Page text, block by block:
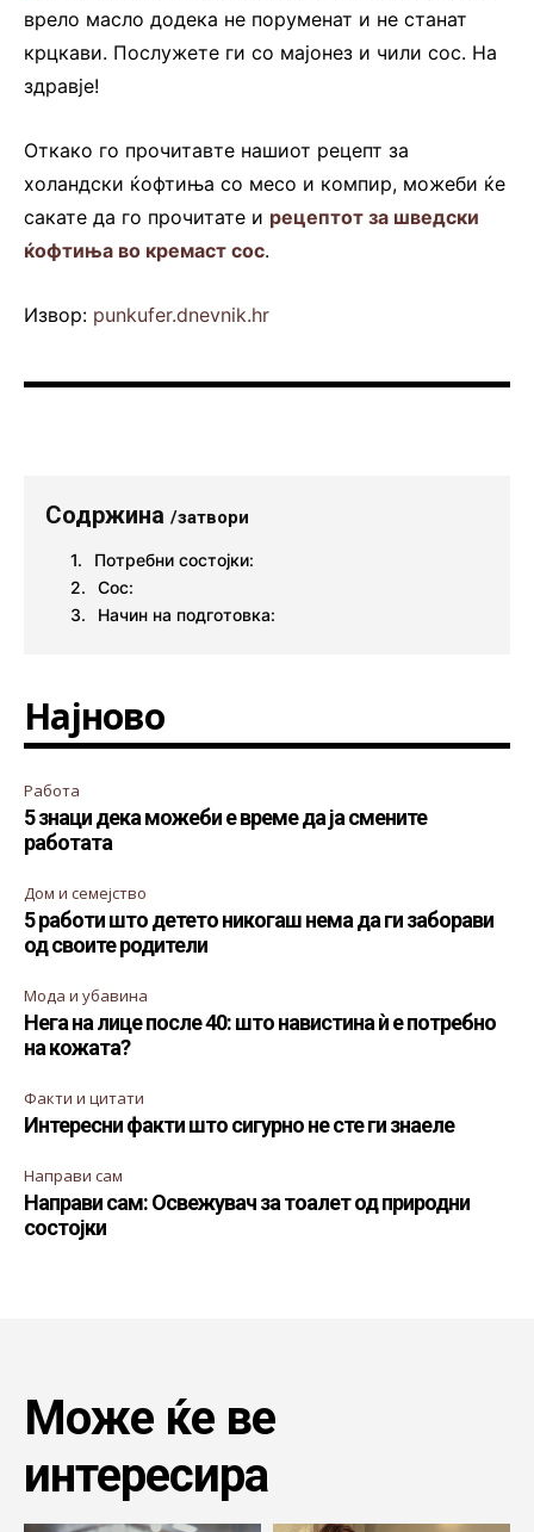
врело масло додека не поруменат и не станат
крцкави. Послужете ги со мајонез и чили сос. На
здравје!
Откако го прочитавте нашиот рецепт за
холандски ќофтиња со месо и компир, можеби ќе
сакате да го прочитате и рецептот за шведски
ќофтиња во кремаст сос.
Извор: punkufer.dnevnik.hr
Содржина /затвори
Потребни состојки:
Сос:
Начин на подготовка:
Најново
Работа
5 знаци дека можеби е време да ја смените
работата
Дом и семејство
5 работи што детето никогаш нема да ги заборави
од своите родители
Мода и убавина
Нега на лице после 40: што навистина ѝ е потребно
на кожата?
Факти и цитати
Интересни факти што сигурно не сте ги знаеле
Направи сам
Направи сам: Освежувач за тоалет од природни
состојки
Може ќе ве
интересира